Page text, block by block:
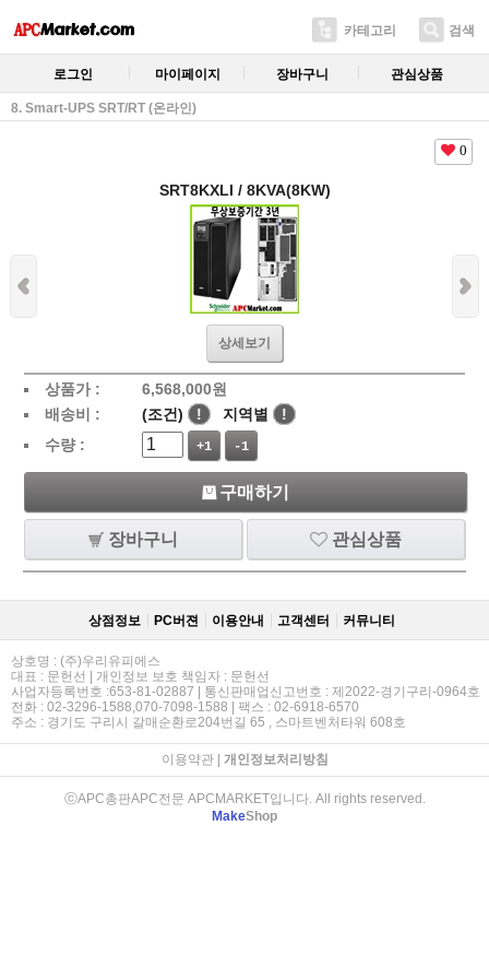
카테고리 검색
로그인 마이페이지 장바구니 관심상품
8. Smart-UPS SRT/RT (온라인)
0
SRT8KXLI / 8KVA(8KW)
상세보기
상품가 : 6,568,000원
배송비 :
(조건) ! 지역별
!
수량 :
+1 -1
구매하기
장바구니 관심상품
상점정보 PC버젼 이용안내 고객센터 커뮤니티
상호명 : (주)우리유피에스
대표 : 문헌선 | 개인정보 보호 책임자 : 문헌선
사업자등록번호 :653-81-02887 | 통신판매업신고번호 : 제2022-경기구리-0964호
전화 : 02-3296-1588,070-7098-1588 | 팩스 : 02-6918-6570
주소 : 경기도 구리시 갈매순환로204번길 65 , 스마트벤처타워 608호
이용약관| 개인정보처리방침
ⓒAPC총판APC전문 APCMARKET입니다. All rights reserved.
MakeShop